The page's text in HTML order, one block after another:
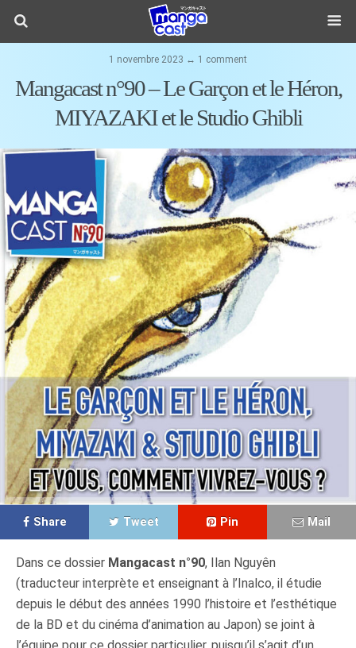
1 novembre 2023 ↔ 1 comment
Mangacast n°90 – Le Garçon et le Héron,
MIYAZAKI et le Studio Ghibli
Share Tweet Pin Mail
Dans ce dossier Mangacast n°90, Ilan Nguyên
(traducteur interprète et enseignant à l’Inalco, il étudie
depuis le début des années 1990 l’histoire et l’esthétique
de la BD et du cinéma d’animation au Japon) se joint à